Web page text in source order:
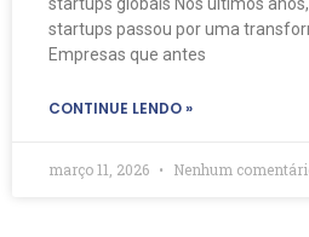
startups passou por uma
Empresas que antes
CONTINUE LENDO »
março 11, 2026 Nenhum